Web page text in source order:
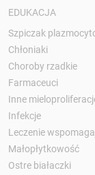
EDUKACJA
Szpiczak
Chłoniaki
Choroby rzadkie
Farmaceuci
Inne
Infekcje
Leczenie
Małopłytkowość
Ostre białaczki